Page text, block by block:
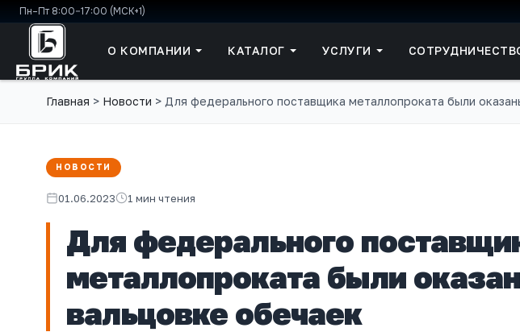
Пн–Пт 8:00–17:00 (МСК+1)
О КОМПАНИИ КАТАЛОГ УСЛУГИ
Главная > Новости > Для федерального поставщика металлопроката были
НОВОСТИ
01.06.2023 1 мин чтения
Для федерального
металлопроката были
вальцовке обечаек